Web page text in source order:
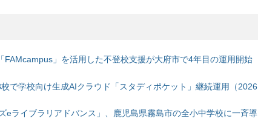
FAMcampus」を活用した不登校支援が大府市で4年目の運用開始
で学校向け生成AIクラウド「スタディポケット」継続運用（2026
eライブラリアドバンス」、鹿児島県霧島市の全小中学校に一斉導